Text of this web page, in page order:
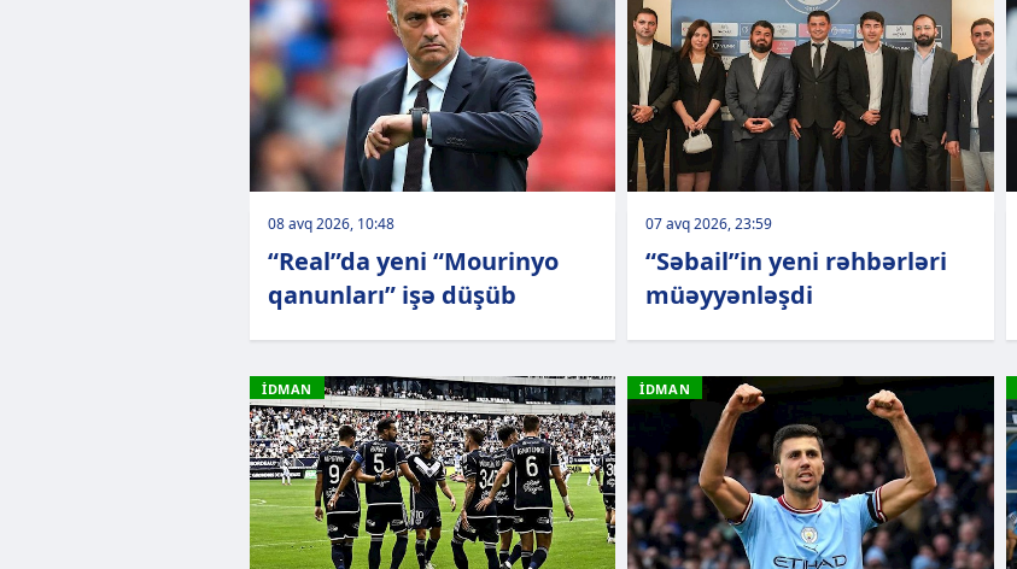
08 avq 2026, 10:48
“Real”da yeni “Mourinyo
qanunları” işə düşüb
07 avq 2026, 23:59
“Səbail”in yeni rəhbərləri
müəyyənləşdi
İDMAN İDMAN